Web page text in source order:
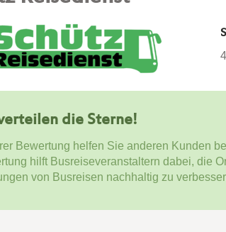
die Sterne!
Bewertung helfen Sie anderen Kunden
hilft Busreiseveranstaltern dabei, die
von Busreisen nachhaltig zu